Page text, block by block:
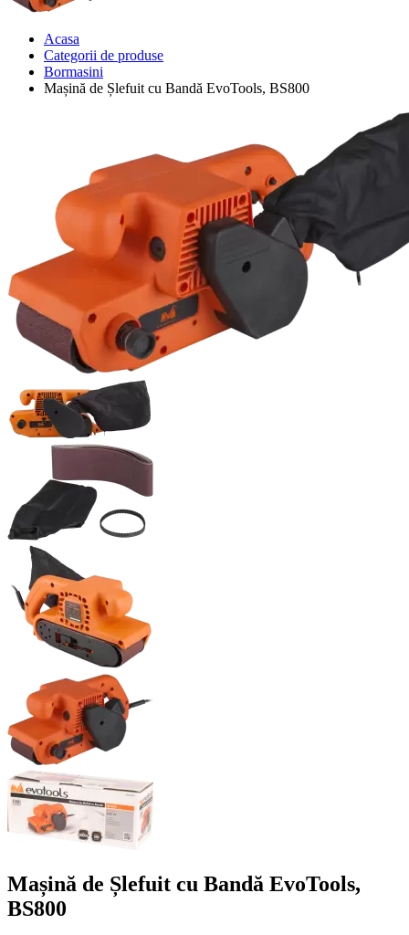
Acasa
Categorii de produse
Bormasini
Mașină de Șlefuit cu Bandă EvoTools, BS800
Mașină de Șlefuit cu Bandă EvoTools,
BS800